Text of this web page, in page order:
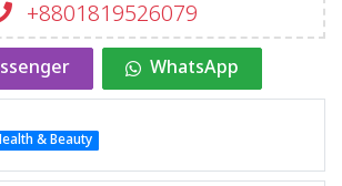
+8801819526079
WhatsApp
& Beauty